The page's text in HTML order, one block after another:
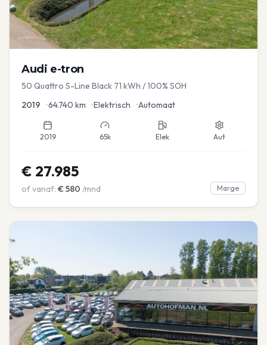
Audi e-tron
50 Quattro S-Line Black 71 kWh / 100% SOH
2019 •64.740 km •Elektrisch •Automaat
2019 65k Elek Aut
€ 27.985
of vanaf: € 580 /mnd Marge